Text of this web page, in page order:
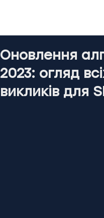
Оновлення
2023: огляд
викликів для